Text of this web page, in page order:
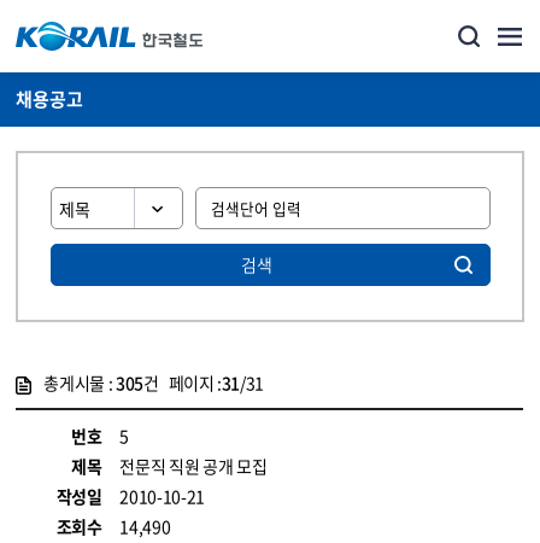
채용공고
검색
총게시물 :305건 페이지 :31/31
번호
5
제목
전문직 직원 공개 모집
작성일
2010-10-21
조회수
14,490